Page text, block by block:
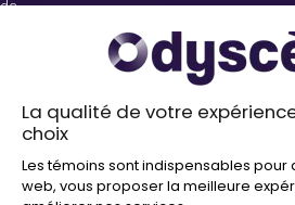
de
Stationnements
proximité de
nos salles